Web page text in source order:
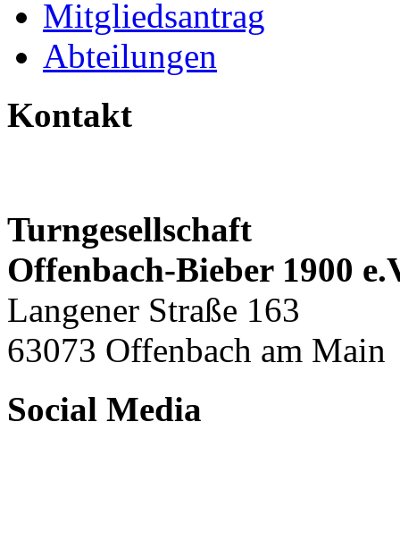
Mitgliedsantrag
Abteilungen
Kontakt
Turngesellschaft
Offenbach-Bieber 1900
Langener Straße 163
63073 Offenbach am Main
Social Media